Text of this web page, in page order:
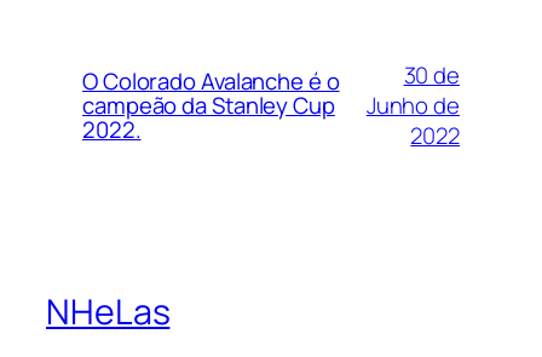
O Colorado Avalanche é o
campeão da Stanley Cup
2022.
30 de
Junho de
2022
NHeLas